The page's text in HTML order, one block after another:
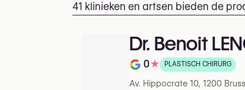
41 klinieken en artsen bieden de
Dr. Benoit
Beoordeling op 5 op
0★ PLASTISCH CHIRURG
Av. Hippocrate 10, 1200